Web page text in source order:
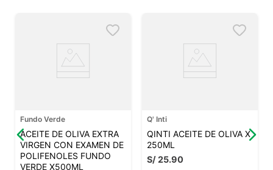
Fundo Verde
ACEITE DE OLIVA EXTRA
VIRGEN CON EXAMEN DE
POLIFENOLES FUNDO
VERDE X500ML
Q' Inti
QINTI ACEITE DE OLIVA X
250ML
S/25.90